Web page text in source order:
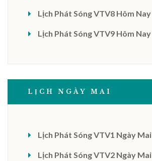
Lịch Phát Sóng VTV8 Hôm Nay
Lịch Phát Sóng VTV9 Hôm Nay
LỊCH NGÀY MAI
Lịch Phát Sóng VTV1 Ngày Mai
Lịch Phát Sóng VTV2 Ngày Mai